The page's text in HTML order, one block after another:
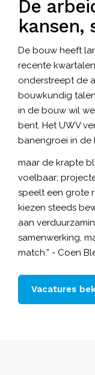
De
kansen,
De bouw heeft
recente
onderstreept de
bouwkundig
in de bouw wil
bent. Het UWV
banengroei in de
maar de krapte
voelbaar;
speelt een grote
kiezen steeds
aan
samenwerking,
match.” - Coen
Vacatures